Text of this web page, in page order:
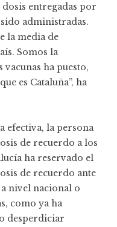
dosis entregadas por
administradas.
la media de
Somos la
ha puesto,
es Cataluña”, ha
efectiva, la persona
de recuerdo a los
ha reservado el
de recuerdo ante
nivel nacional o
como ya ha
desperdiciar